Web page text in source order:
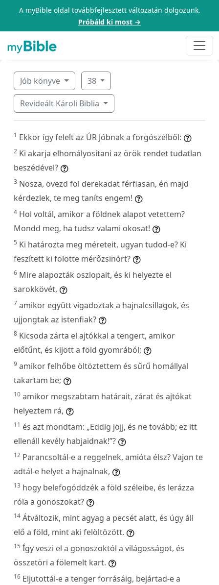
A myBible oldal továbbfejlesztett változatán dolgozunk.
Próbáld ki most →
Jób könyve 38
Revideált Károli Biblia
1 Ekkor így felelt az ÚR Jóbnak a forgószélből:
2 Ki akarja elhomályosítani az örök rendet tudatlan
beszédével?
3 Nosza, övezd föl derekadat férfiasan, én majd
kérdezlek, te meg taníts engem!
4 Hol voltál, amikor a földnek alapot vetettem?
Mondd meg, ha tudsz valami okosat!
5 Ki határozta meg méreteit, ugyan tudod-e? Ki
feszített ki fölötte mérőzsinórt?
6 Mire alapozták oszlopait, és ki helyezte el
sarokkövét,
7 amikor együtt vigadoztak a hajnalcsillagok, és
ujjongtak az istenfiak?
8 Kicsoda zárta el ajtókkal a tengert, amikor
előtűnt, és kijött a föld gyomrából;
9 amikor felhőbe öltöztettem és sűrű homállyal
takartam be;
10 amikor megszabtam határait, zárat és ajtókat
helyeztem rá,
11 és azt mondtam: „Eddig jöjj, és ne tovább; ez itt
ellenáll kevély habjaidnak!”?
12 Parancsoltál-e a reggelnek, amióta élsz? Vajon te
adtál-e helyet a hajnalnak,
13 hogy belefogóddzék a föld széleibe, és lerázza
róla a gonoszokat?
14 Átváltozik, mint agyag a pecsét alatt, és úgy áll
elő a föld, mint aki felöltözött.
15 Így veszi el a gonoszoktól a világosságot, és
összetöri a fölemelt kart.
16 Eljutottál-e a tenger forrásáig, bejártad-e a